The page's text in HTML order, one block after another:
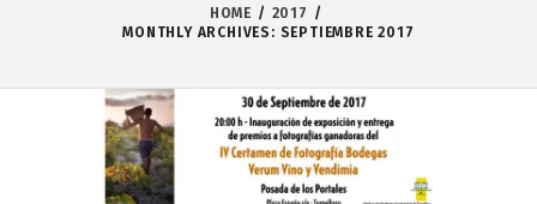
HOME
2017
MONTHLY ARCHIVES: SEPTIEMBRE 2017